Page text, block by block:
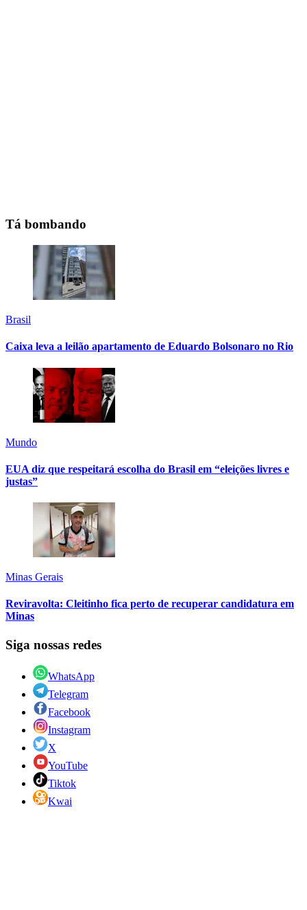
Tá bombando
Brasil
Caixa leva a leilão apartamento de Eduardo Bolsonaro no Rio
Mundo
EUA diz que respeitará escolha do Brasil em “eleições livres e
justas”
Minas Gerais
Reviravolta: Cleitinho fica perto de recuperar candidatura em
Minas
Siga nossas redes
WhatsApp
Telegram
Facebook
Instagram
X
YouTube
Tiktok
Kwai